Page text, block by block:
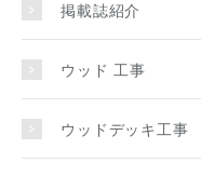
掲載誌紹介
ウッド 工事
ウッドデッキ工事